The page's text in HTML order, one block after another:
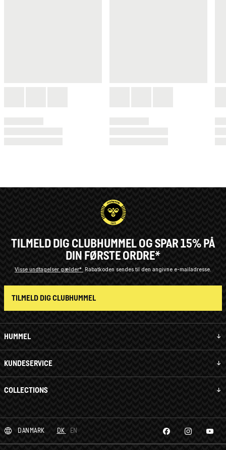
HUMMEL
KUNDESERVICE
COLLECTIONS
TILMELD DIG CLUBHUMMEL OG SPAR 15% PÅ
DIN FØRSTE ORDRE*
Visse undtagelser gælder* Rabatkoden sendes til den angivne e-mailadresse.
TILMELD DIG CLUBHUMMEL
DANMARK DK EN